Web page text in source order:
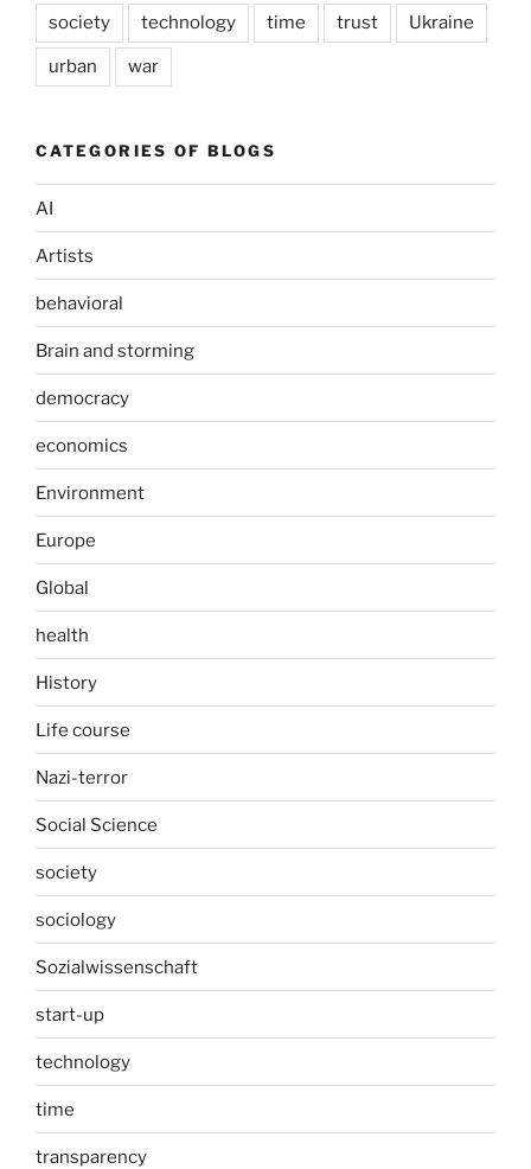
society technology time trust Ukraine
urban war
CATEGORIES OF BLOGS
AI
Artists
behavioral
Brain and storming
democracy
economics
Environment
Europe
Global
health
History
Life course
Nazi-terror
Social Science
society
sociology
Sozialwissenschaft
start-up
technology
time
transparency